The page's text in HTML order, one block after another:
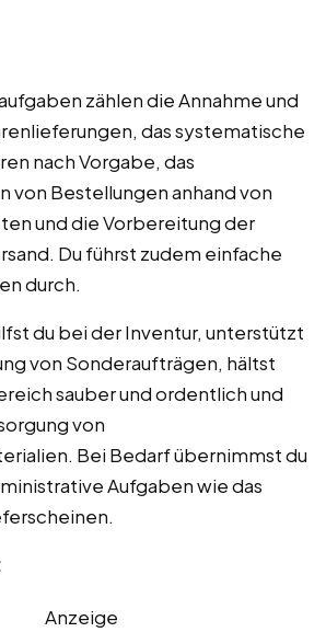
zählen die Annahme und
das systematische
nach Vorgabe, das
von Bestellungen anhand von
und die Vorbereitung der
Du führst zudem einfache
durch.
du bei der Inventur, unterstützt
von Sonderaufträgen, hältst
sauber und ordentlich und
von
Bei Bedarf übernimmst du
Aufgaben wie das
Anzeige